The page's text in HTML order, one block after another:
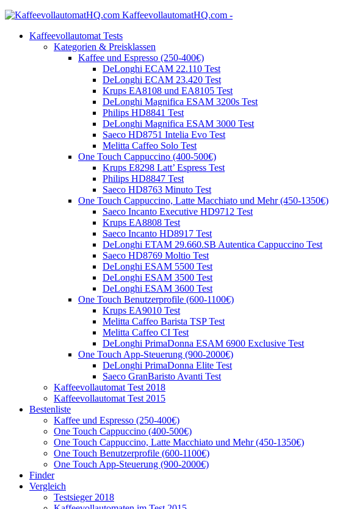
KaffeevollautomatHQ.com -
Kaffeevollautomat Tests
Kategorien & Preisklassen
Kaffee und Espresso (250-400€)
DeLonghi ECAM 22.110 Test
DeLonghi ECAM 23.420 Test
Krups EA8108 und EA8105 Test
DeLonghi Magnifica ESAM 3200s Test
Philips HD8841 Test
DeLonghi Magnifica ESAM 3000 Test
Saeco HD8751 Intelia Evo Test
Melitta Caffeo Solo Test
One Touch Cappuccino (400-500€)
Krups E8298 Latt’ Espress Test
Philips HD8847 Test
Saeco HD8763 Minuto Test
One Touch Cappuccino, Latte Macchiato und Mehr (450-1350€)
Saeco Incanto Executive HD9712 Test
Krups EA8808 Test
Saeco Incanto HD8917 Test
DeLonghi ETAM 29.660.SB Autentica Cappuccino Test
Saeco HD8769 Moltio Test
DeLonghi ESAM 5500 Test
DeLonghi ESAM 3500 Test
DeLonghi ESAM 3600 Test
One Touch Benutzerprofile (600-1100€)
Krups EA9010 Test
Melitta Caffeo Barista TSP Test
Melitta Caffeo CI Test
DeLonghi PrimaDonna ESAM 6900 Exclusive Test
One Touch App-Steuerung (900-2000€)
DeLonghi PrimaDonna Elite Test
Saeco GranBaristo Avanti Test
Kaffeevollautomat Test 2018
Kaffeevollautomat Test 2015
Bestenliste
Kaffee und Espresso (250-400€)
One Touch Cappuccino (400-500€)
One Touch Cappuccino, Latte Macchiato und Mehr (450-1350€)
One Touch Benutzerprofile (600-1100€)
One Touch App-Steuerung (900-2000€)
Finder
Vergleich
Testsieger 2018